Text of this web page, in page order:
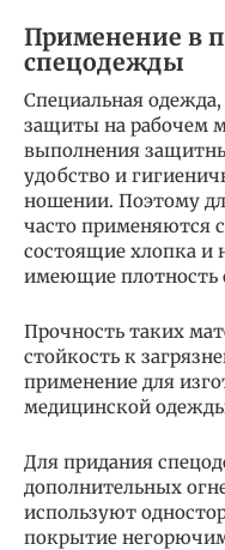
Применение в
спецодежды
Специальная
защиты на рабочем
выполнения
удобство и
ношении. Поэтому
часто применяются
состоящие хлопка и
имеющие плотность
Прочность таких
стойкость к
применение для
медицинской
Для придания
дополнительных
используют
покрытие